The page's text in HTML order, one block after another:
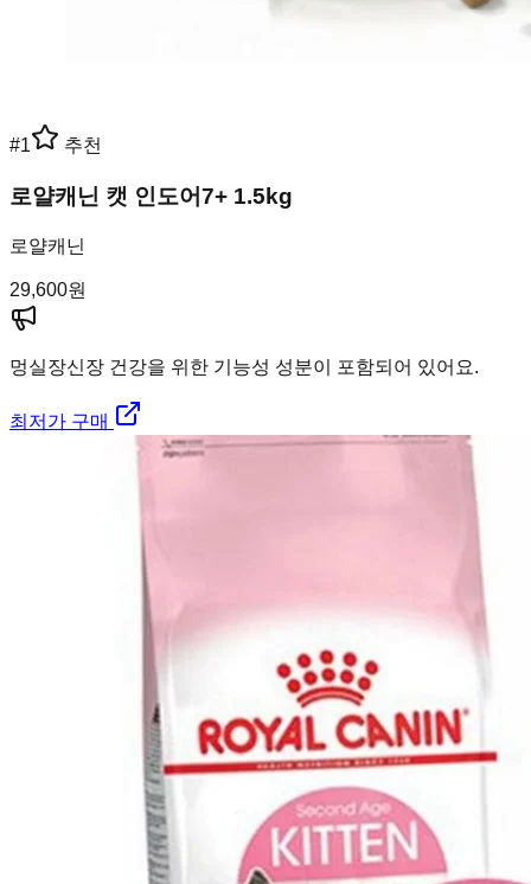
#1 추천
로얄캐닌 캣 인도어7+ 1.5kg
로얄캐닌
29,600원
멍실장신장 건강을 위한 기능성 성분이 포함되어 있어요.
최저가 구매